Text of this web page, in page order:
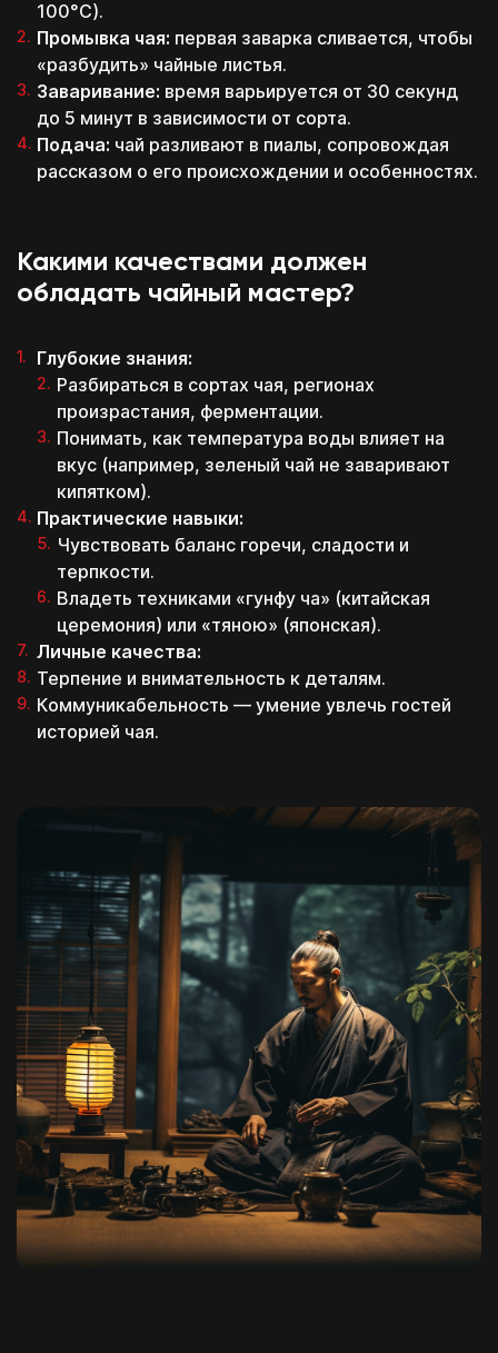
100°C).
Промывка чая: первая заварка сливается, чтобы
«разбудить» чайные листья.
Заваривание: время варьируется от 30 секунд
до 5 минут в зависимости от сорта.
Подача: чай разливают в пиалы, сопровождая
рассказом о его происхождении и особенностях.
Какими качествами должен
обладать чайный мастер?
Глубокие знания:
Разбираться в сортах чая, регионах
произрастания, ферментации.
Понимать, как температура воды влияет на
вкус (например, зеленый чай не заваривают
кипятком).
Практические навыки:
Чувствовать баланс горечи, сладости и
терпкости.
Владеть техниками «гунфу ча» (китайская
церемония) или «тяною» (японская).
Личные качества:
Терпение и внимательность к деталям.
Коммуникабельность — умение увлечь гостей
историей чая.